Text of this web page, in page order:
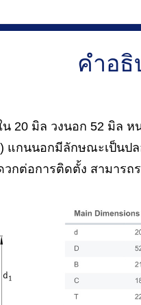
คำอธิ
น 20 มิล วงนอก 52 มิล
แกนนอกมีลักษณะเป็น
วกต่อการติดตั้ง สามาร